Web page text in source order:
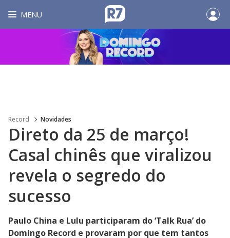
MENU
Record Novidades
Direto da 25 de março!
Casal chinês que viralizou
revela o segredo do
sucesso
Paulo China e Lulu participaram do ‘Talk Rua’ do
Domingo Record e provaram por que tem tantos